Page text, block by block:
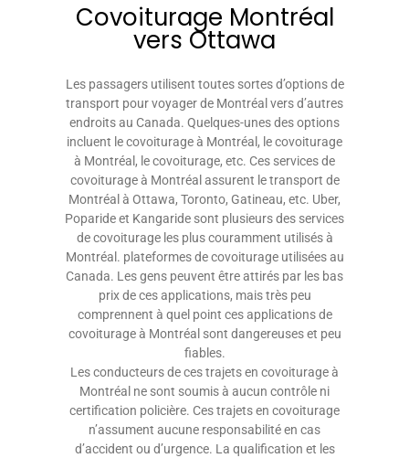
Covoiturage Montréal
vers Ottawa
Les passagers utilisent toutes sortes d’options de
transport pour voyager de Montréal vers d’autres
endroits au Canada. Quelques-unes des options
incluent le covoiturage à Montréal, le covoiturage
à Montréal, le covoiturage, etc. Ces services de
covoiturage à Montréal assurent le transport de
Montréal à Ottawa, Toronto, Gatineau, etc. Uber,
Poparide et Kangaride sont plusieurs des services
de covoiturage les plus couramment utilisés à
Montréal. plateformes de covoiturage utilisées au
Canada. Les gens peuvent être attirés par les bas
prix de ces applications, mais très peu
comprennent à quel point ces applications de
covoiturage à Montréal sont dangereuses et peu
fiables.
Les conducteurs de ces trajets en covoiturage à
Montréal ne sont soumis à aucun contrôle ni
certification policière. Ces trajets en covoiturage
n’assument aucune responsabilité en cas
d’accident ou d’urgence. La qualification et les